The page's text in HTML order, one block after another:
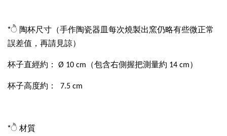
*ੈ 陶杯尺寸（手作陶瓷器皿每次燒製出窯仍略有些微正常
誤差值，再請見諒）
杯子直經約： Ø 10 cm（包含右側握把測量約 14 cm）
杯子高度約： 7.5 cm
*ੈ 材質